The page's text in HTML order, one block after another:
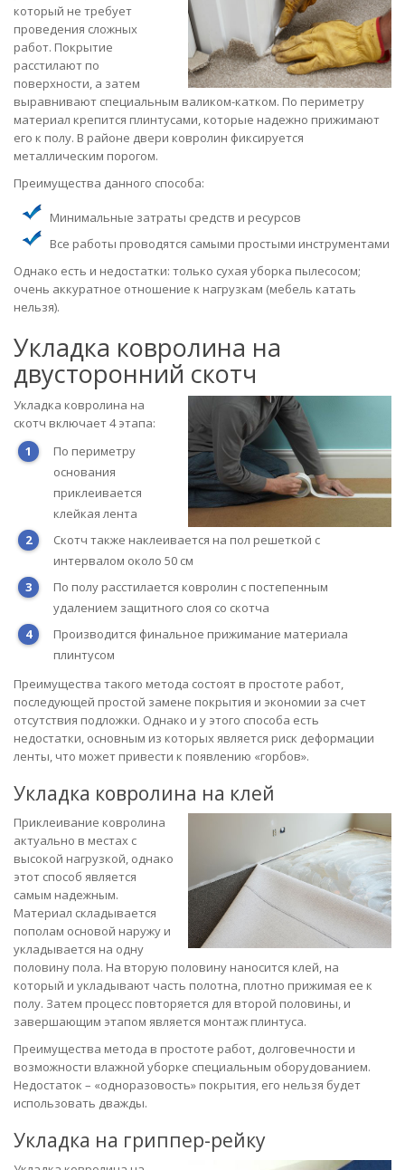
который не требует
проведения сложных
работ. Покрытие
расстилают по
поверхности, а затем
выравнивают специальным валиком-катком. По периметру
материал крепится плинтусами, которые надежно прижимают
его к полу. В районе двери ковролин фиксируется
металлическим порогом.
Преимущества данного способа:
Минимальные затраты средств и ресурсов
Все работы проводятся самыми простыми инструментами
Однако есть и недостатки: только сухая уборка пылесосом;
очень аккуратное отношение к нагрузкам (мебель катать
нельзя).
Укладка ковролина на
двусторонний скотч
Укладка ковролина на
скотч включает 4 этапа:
По периметру
основания
приклеивается
клейкая лента
Скотч также наклеивается на пол решеткой с
интервалом около 50 см
По полу расстилается ковролин с постепенным
удалением защитного слоя со скотча
Производится финальное прижимание материала
плинтусом
Преимущества такого метода состоят в простоте работ,
последующей простой замене покрытия и экономии за счет
отсутствия подложки. Однако и у этого способа есть
недостатки, основным из которых является риск деформации
ленты, что может привести к появлению «горбов».
Укладка ковролина на клей
Приклеивание ковролина
актуально в местах с
высокой нагрузкой, однако
этот способ является
самым надежным.
Материал складывается
пополам основой наружу и
укладывается на одну
половину пола. На вторую половину наносится клей, на
который и укладывают часть полотна, плотно прижимая ее к
полу. Затем процесс повторяется для второй половины, и
завершающим этапом является монтаж плинтуса.
Преимущества метода в простоте работ, долговечности и
возможности влажной уборке специальным оборудованием.
Недостаток – «одноразовость» покрытия, его нельзя будет
использовать дважды.
Укладка на гриппер-рейку